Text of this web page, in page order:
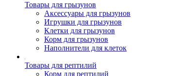
Товары для грызунов
Аксессуары для грызунов
Игрушки для грызунов
Клетки для грызунов
Корм для грызунов
Наполнители для клеток
Товары для рептилий
Корм для рептилий